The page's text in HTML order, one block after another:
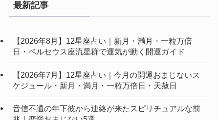
最新記事
【2026年8月】12星座占い｜新月・満月・一粒万倍
日・ペルセウス座流星群で運気が動く開運ガイド
【2026年7月】12星座占い｜今月の開運おまじないス
ケジュール・新月・満月・一粒万倍日・天赦日
音信不通の年下彼から連絡が来たスピリチュアルな前